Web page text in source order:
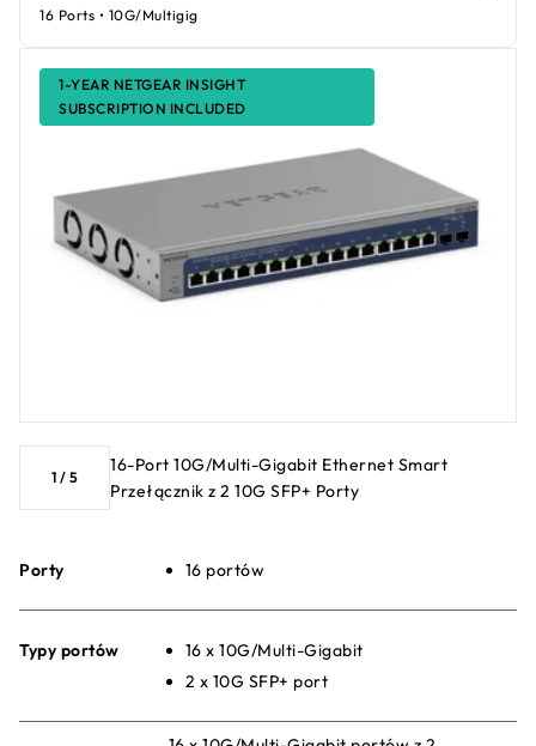
1-YEAR NETGEAR INSIGHT
SUBSCRIPTION INCLUDED
1 / 5
16-Port 10G/Multi-Gigabit Ethernet Smart
Przełącznik z 2 10G SFP+ Porty
Porty 16 portów
Typy portów
16 x 10G/Multi-Gigabit
2 x 10G SFP+ port
16 Ports • 10G/Multigig